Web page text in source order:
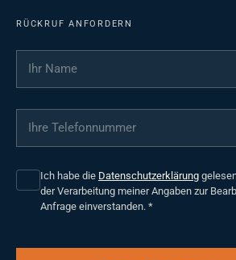
RÜCKRUF ANFORDERN
Ihr Name
Ihre Telefonnummer
Ich habe die Datenschutzerklärung
der Verarbeitung meiner Angaben zur
Anfrage einverstanden. *